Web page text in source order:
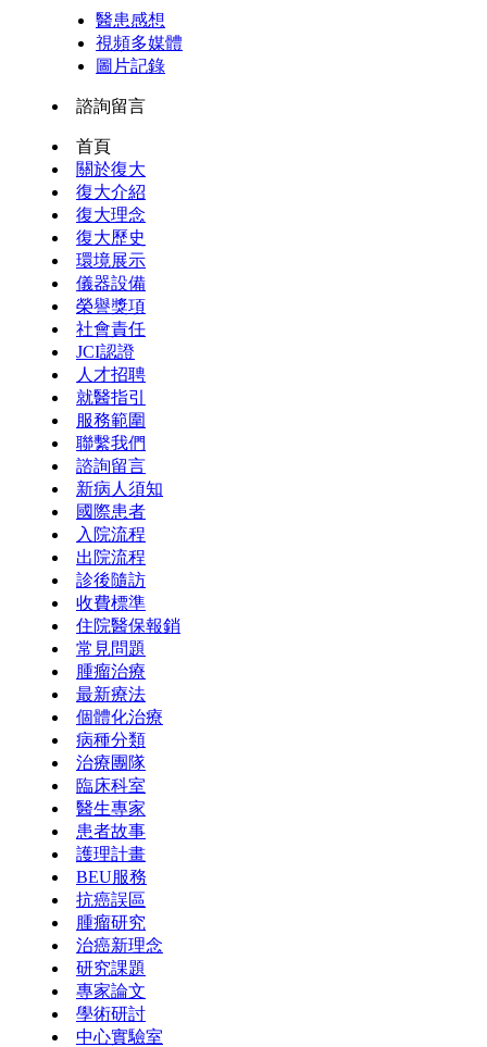
醫患感想
視頻多媒體
圖片記錄
諮詢留言
首頁
關於復大
復大介紹
復大理念
復大歷史
環境展示
儀器設備
榮譽獎項
社會責任
JCI認證
人才招聘
就醫指引
服務範圍
聯繫我們
諮詢留言
新病人須知
國際患者
入院流程
出院流程
診後隨訪
收費標準
住院醫保報銷
常見問題
腫瘤治療
最新療法
個體化治療
病種分類
治療團隊
臨床科室
醫生專家
患者故事
護理計畫
BEU服務
抗癌誤區
腫瘤研究
治癌新理念
研究課題
專家論文
學術研討
中心實驗室